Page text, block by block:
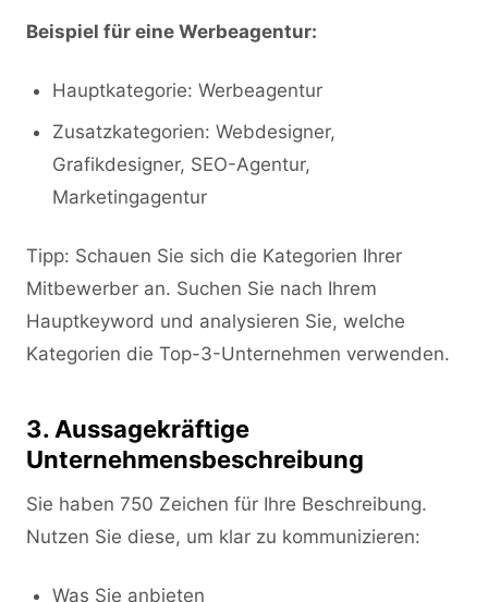
Beispiel für eine Werbeagentur:
Hauptkategorie: Werbeagentur
Zusatzkategorien: Webdesigner,
Grafikdesigner, SEO-Agentur,
Marketingagentur
Tipp: Schauen Sie sich die Kategorien Ihrer
Mitbewerber an. Suchen Sie nach Ihrem
Hauptkeyword und analysieren Sie, welche
Kategorien die Top-3-Unternehmen verwenden.
3. Aussagekräftige
Unternehmensbeschreibung
Sie haben 750 Zeichen für Ihre Beschreibung.
Nutzen Sie diese, um klar zu kommunizieren:
Was Sie anbieten